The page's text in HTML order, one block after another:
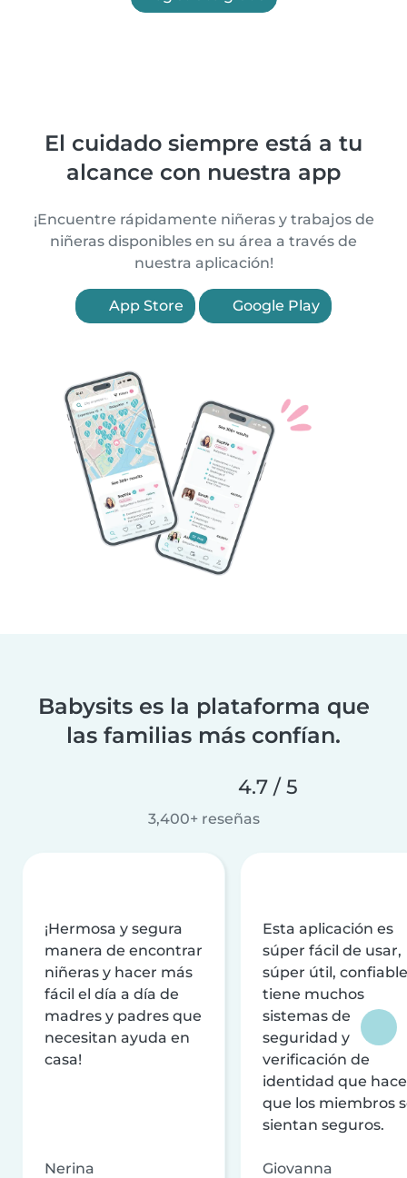
El cuidado siempre está a tu
alcance con nuestra app
¡Encuentre rápidamente niñeras y trabajos de
niñeras disponibles en su área a través de
nuestra aplicación!
App Store Google Play
Babysits es la plataforma que
las familias más confían.
4.7 / 5
3,400+ reseñas
¡Hermosa y segura
manera de encontrar
niñeras y hacer más
fácil el día a día de
madres y padres que
necesitan ayuda en
casa!
Nerina
Esta aplicación es
súper fácil de usar,
súper útil,
tiene muchos
sistemas de
seguridad y
verificación de
identidad que
que los miembros
sientan seguros.
Giovanna